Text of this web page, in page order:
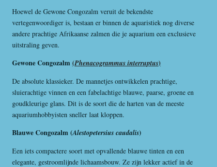
Hoewel de Gewone Congozalm veruit de bekendste
vertegenwoordiger is, bestaan er binnen de aquaristiek nog diverse
andere prachtige Afrikaanse zalmen die je aquarium een exclusieve
uitstraling geven.
Gewone Congozalm(Phenacogrammus interruptus)
De absolute klassieker. De mannetjes ontwikkelen prachtige,
sluierachtige vinnen en een fabelachtige blauwe, paarse, groene en
goudkleurige glans. Dit is de soort die de harten van de meeste
aquariumhobbyisten sneller laat kloppen.
Blauwe Congozalm (Alestopetersius caudalis)
Een iets compactere soort met opvallende blauwe tinten en een
elegante, gestroomlijnde lichaamsbouw. Ze zijn lekker actief in de